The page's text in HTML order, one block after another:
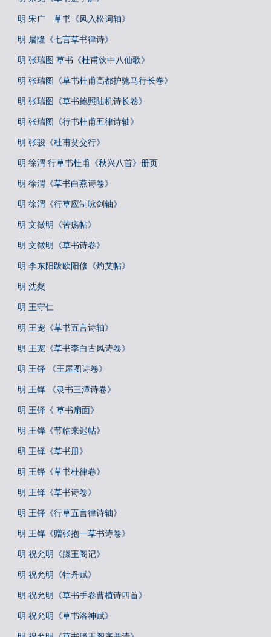
明 宋广 草书《风入松词轴》
明 屠隆《七言草书律诗》
明 张瑞图 草书《杜甫饮中八仙歌》
明 张瑞图《草书杜甫高都护骢马行长卷》
明 张瑞图《草书鲍照陆机诗长卷》
明 张瑞图《行书杜甫五律诗轴》
明 张骏《杜甫贫交行》
明 徐渭 行草书杜甫《秋兴八首》册页
明 徐渭《草书白燕诗卷》
明 徐渭《行草应制咏剑轴》
明 文徵明《苦疡帖》
明 文徵明《草书诗卷》
明 李东阳跋欧阳修《灼艾帖》
明 沈粲
明 王守仁
明 王宠《草书五言诗轴》
明 王宠《草书李白古风诗卷》
明 王铎 《王屋图诗卷》
明 王铎 《隶书三潭诗卷》
明 王铎《 草书扇面》
明 王铎《节临来迟帖》
明 王铎《草书册》
明 王铎《草书杜律卷》
明 王铎《草书诗卷》
明 王铎《行草五言律诗轴》
明 王铎《赠张抱一草书诗卷》
明 祝允明《滕王阁记》
明 祝允明《牡丹赋》
明 祝允明《草书手卷曹植诗四首》
明 祝允明《草书洛神赋》